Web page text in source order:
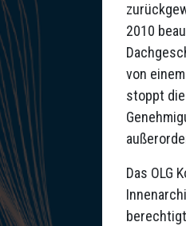
2010
von
stoppt
Das OLG